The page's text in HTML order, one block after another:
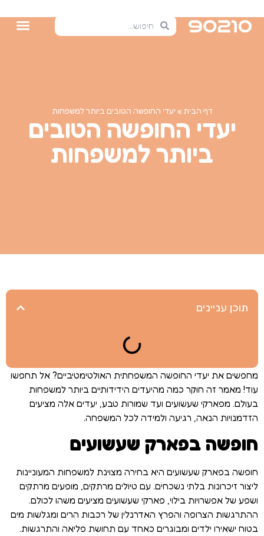
דף הבית » יעדי החופשה הטובים ביותר למשפחות
יעדי החופשה הטובים
ביותר למשפחות
תוכן עניינים
מחפשים את יעדי החופשה המשפחתית האולטימטיביים? אל תחפשו
עוד! מאמר זה חוקר כמה מהיעדים הידידותיים ביותר למשפחות
בעולם. מפארקי שעשועים ועד שמורות טבע, יעדים אלה מציעים
הזדמנויות הנאה, רגיעה ולמידה לכל המשפחה.
חופשה בפארק שעשועים
חופשה בפארק שעשועים היא בחירה מצוינת למשפחות המעוניינות
ליצור זיכרונות בלתי נשכחים. עם טיולים מרתקים, מופעים מרתקים
ושפע של אפשרויות בילוי, פארקי שעשועים מציעים משהו לכולם.
ההתרגשות הצרופה והפרץ האדרנלין של רכבות הרים ומגלשות מים
בטוח ישאירו ילדים ומבוגרים כאחד עם תחושת פליאה והתרגשות.